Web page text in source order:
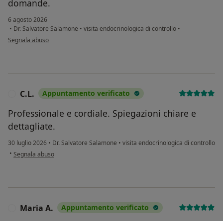
domande.
6 agosto 2026
• Dr. Salvatore Salamone • visita endocrinologica di controllo •
secondo l'opinione dell'utente Rosa Tomarchio
Segnala abuso
C.L. Appuntamento verificato
Professionale e cordiale. Spiegazioni chiare e
dettagliate.
30 luglio 2026 • Dr. Salvatore Salamone • visita endocrinologica di controllo
• secondo l'opinione dell'utente C.L.
Segnala abuso
Maria A. Appuntamento verificato